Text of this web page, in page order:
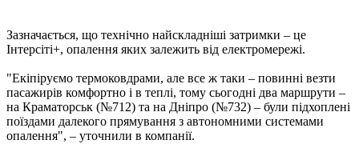
Зазначається, що технічно найскладніші затримки – це
Інтерсіті+, опалення яких залежить від електромережі.
"Екіпіруємо термоковдрами, але все ж таки – повинні везти
пасажирів комфортно і в теплі, тому сьогодні два маршрути –
на Краматорськ (№712) та на Дніпро (№732) – були підхоплені
поїздами далекого прямування з автономними системами
опалення", – уточнили в компанії.